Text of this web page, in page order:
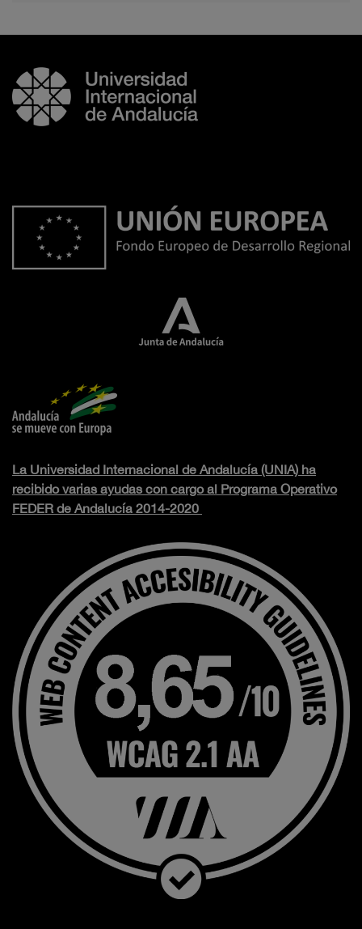
La Universidad Internacional de Andalucía (UNIA) ha
recibido varias ayudas con cargo al Programa Operativo
FEDER de Andalucía 2014-2020